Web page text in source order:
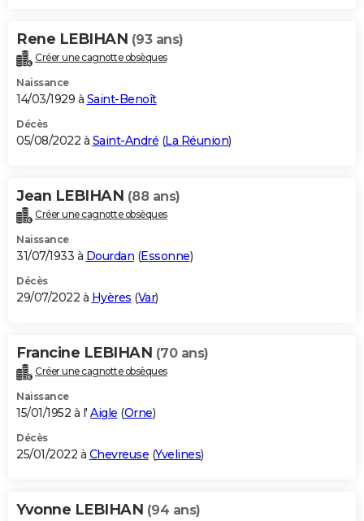
Rene LEBIHAN (93 ans)
Créer une cagnotte obsèques
Naissance
14/03/1929 à Saint-Benoît
Décès
05/08/2022 à Saint-André (La Réunion)
Jean LEBIHAN (88 ans)
Créer une cagnotte obsèques
Naissance
31/07/1933 à Dourdan (Essonne)
Décès
29/07/2022 à Hyères (Var)
Francine LEBIHAN (70 ans)
Créer une cagnotte obsèques
Naissance
15/01/1952 à l' Aigle (Orne)
Décès
25/01/2022 à Chevreuse (Yvelines)
Yvonne LEBIHAN (94 ans)